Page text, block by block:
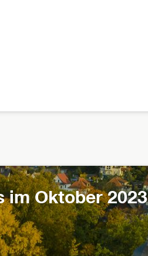
im Oktober 2023